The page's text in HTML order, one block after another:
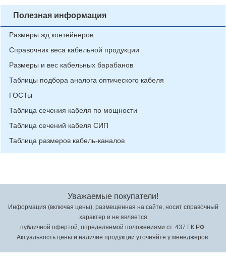
Полезная информация
Размеры жд контейнеров
Справочник веса кабельной продукции
Размеры и вес кабельных барабанов
Таблицы подбора аналога оптического кабеля
ГОСТы
Таблица сечения кабеля по мощности
Таблица сечений кабеля СИП
Таблица размеров кабель-каналов
Уважаемые покупатели!
Информация (включая цены), размещенная на сайте, носит справочный
характер и не является
публичной офертой, определяемой положениями ст. 437 ГК РФ.
Актуальность цены и наличие продукции уточняйте у менеджеров.